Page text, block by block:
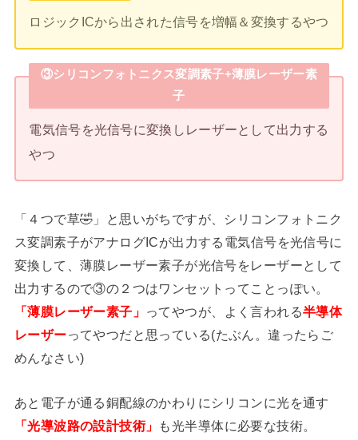
ロジックICから出された信号を増幅＆変換するやつ
③シリコンフォトニクス変調素子+薄膜レーザー素
子
電気信号を光信号に変換しレーザーとして出力する
やつ
「４つで草🤣」と思いがちですが、シリコンフォトニク
ス変調素子がアナログICが出力する電気信号を光信号に
変換して、薄膜レーザー素子が光信号をレーザーとして
出力するので③の２つはワンセットってことっぽい。
「薄膜レーザー素子」 ってやつが、よく言われる半導体
レーザーってやつだと思っている(たぶん。違ったらご
めんなさい)
あと電子が通る銅配線のかわりにシリコンに光を通す
「光導波路の設計技術」
も光半導体に必要な技術。